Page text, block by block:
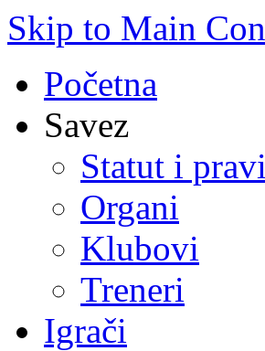
Skip to Main
Početna
Savez
Statut i
Organi
Klubovi
Treneri
Igrači